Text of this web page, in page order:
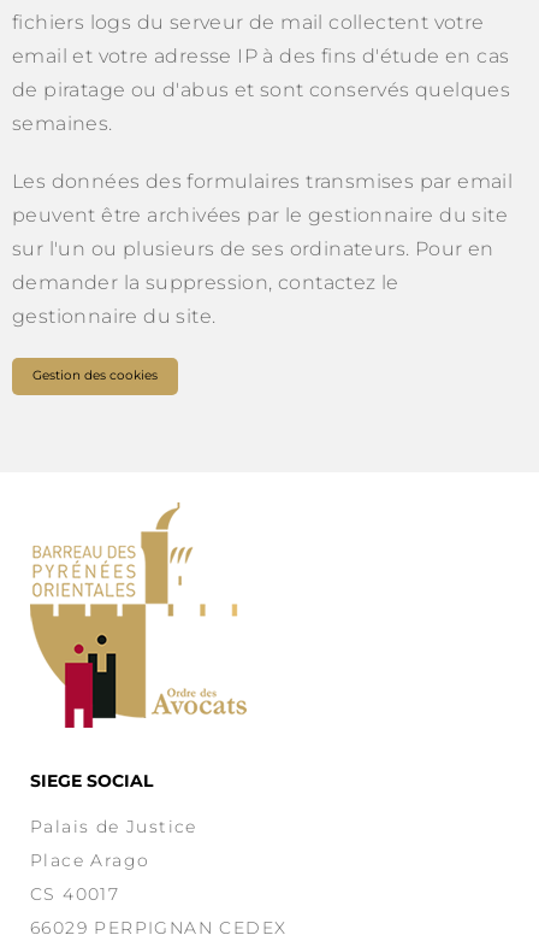
fichiers logs du serveur de mail collectent votre
email et votre adresse IP à des fins d'étude en cas
de piratage ou d'abus et sont conservés quelques
semaines.
Les données des formulaires transmises par email
peuvent être archivées par le gestionnaire du site
sur l'un ou plusieurs de ses ordinateurs. Pour en
demander la suppression, contactez le
gestionnaire du site.
Gestion des cookies
SIEGE SOCIAL
Palais de Justice
Place Arago
CS 40017
66029 PERPIGNAN CEDEX